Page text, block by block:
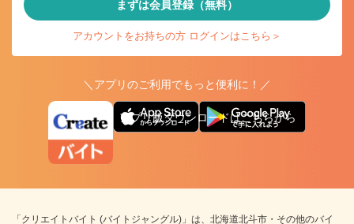
まずは会員登録（無料）
アカウントをお持ちの方 ログインはこちら＞
＼アプリのご利用でもっと便利に！／
アプリ版ダウンロードはこちらから
「クリエイトバイト (バイトジャングル)」は、北海道北斗市・その他のバイ